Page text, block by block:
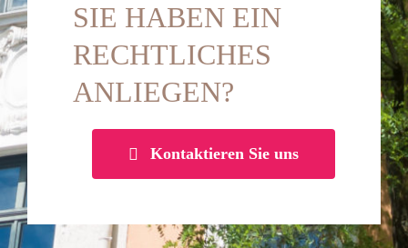
SIE HABEN EIN
RECHTLICHES
ANLIEGEN?
Kontaktieren Sie uns